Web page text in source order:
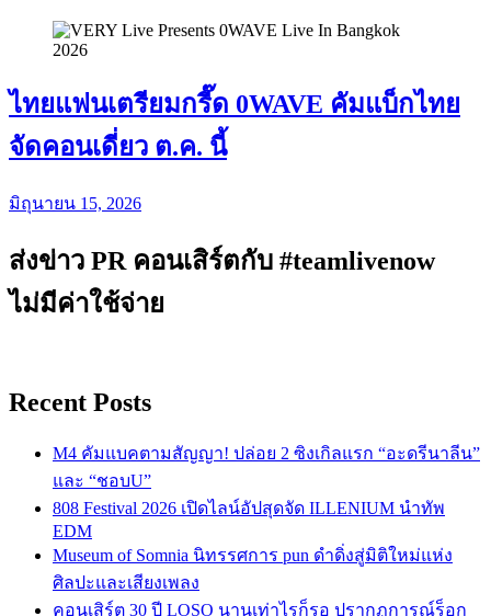
ไทยแฟนเตรียมกรี๊ด 0WAVE คัมแบ็กไทย
จัดคอนเดี่ยว ต.ค. นี้
มิถุนายน 15, 2026
ส่งข่าว PR คอนเสิร์ตกับ #teamlivenow
ไม่มีค่าใช้จ่าย
Recent Posts
M4 คัมแบคตามสัญญา! ปล่อย 2 ซิงเกิลแรก “อะดรีนาลีน”
และ “ชอบU”
808 Festival 2026 เปิดไลน์อัปสุดจัด ILLENIUM นำทัพ
EDM
Museum of Somnia นิทรรศการ pun ดำดิ่งสู่มิติใหม่แห่ง
ศิลปะและเสียงเพลง
คอนเสิร์ต 30 ปี LOSO นานเท่าไรก็รอ ปรากฏการณ์ร็อก